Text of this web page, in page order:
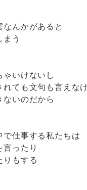
んかがあると
う
ゃいけないし
れても文句も言えな
いのだから
で仕事する私たちは
ったり
りもする